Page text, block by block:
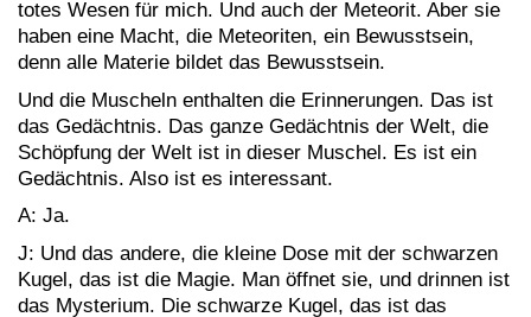
totes Wesen für mich. Und auch der Meteorit. Aber sie
haben eine Macht, die Meteoriten, ein Bewusstsein,
denn alle Materie bildet das Bewusstsein.
Und die Muscheln enthalten die Erinnerungen. Das ist
das Gedächtnis. Das ganze Gedächtnis der Welt, die
Schöpfung der Welt ist in dieser Muschel. Es ist ein
Gedächtnis. Also ist es interessant.
A: Ja.
J: Und das andere, die kleine Dose mit der schwarzen
Kugel, das ist die Magie. Man öffnet sie, und drinnen ist
das Mysterium. Die schwarze Kugel, das ist das